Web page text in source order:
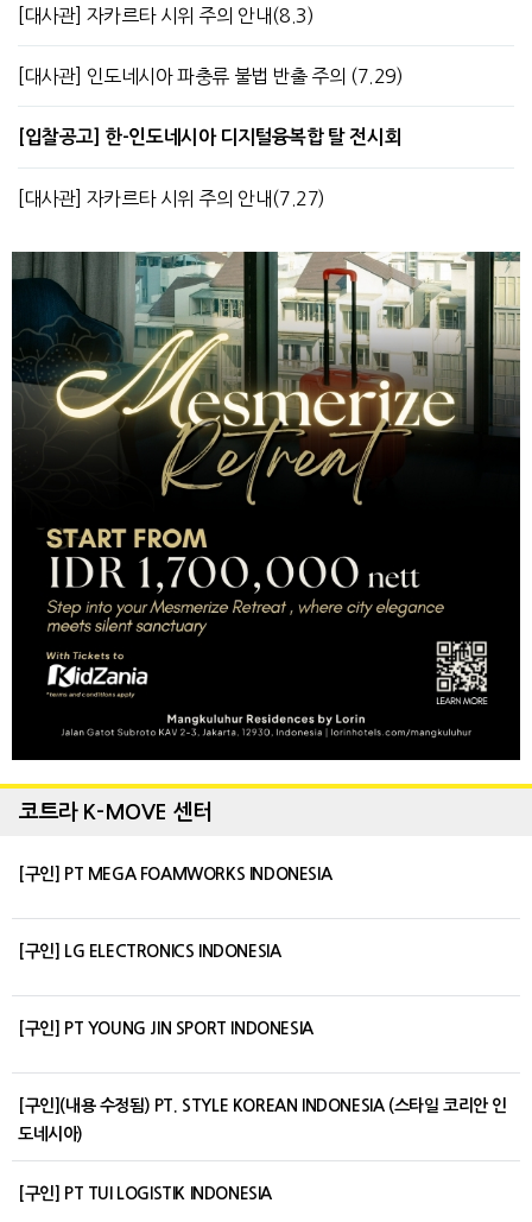
[대사관] 자카르타 시위 주의 안내(8.3)
[대사관] 인도네시아 파충류 불법 반출 주의 (7.29)
[입찰공고] 한-인도네시아 디지털융복합 탈 전시회
[대사관] 자카르타 시위 주의 안내(7.27)
코트라 K-MOVE 센터
[구인] PT MEGA FOAMWORKS INDONESIA
[구인] LG ELECTRONICS INDONESIA
[구인] PT YOUNG JIN SPORT INDONESIA
[구인](내용 수정됨) PT. STYLE KOREAN INDONESIA (스타일 코리안 인
도네시아)
[구인] PT TUI LOGISTIK INDONESIA